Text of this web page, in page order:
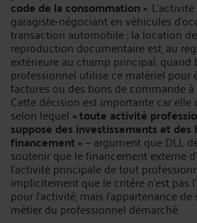
code de la consommation ».
garagiste-négociant en véhicules
transaction automobile ; la location
reproduction documentaire est, au
extérieure au champ principal, quand
professionnel utilise ce matériel pour
factures ou des bons de commande
Cette décision est importante car elle
selon lequel« toute activité
suppose des investissements et des
financement »— argument que DLL
soutenir que le financement externe
l’activité principale de tout
implicitement que le critère n’est pas
pour l’activité, mais l’appartenance
métier du professionnel démarché.